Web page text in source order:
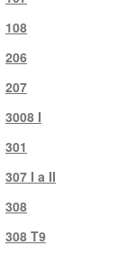
108
206
207
3008 I
301
307 I a II
308
308 T9